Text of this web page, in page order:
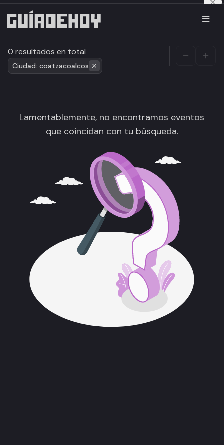
0 resultados en total
Ciudad: coatzacoalcos
Lamentablemente, no encontramos eventos
que coincidan con tu búsqueda.